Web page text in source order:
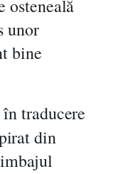
osteneală
unor
bine
în traducere
din